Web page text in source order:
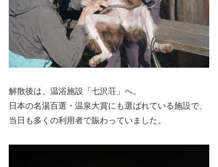
解散後は、温浴施設「七沢荘」へ。
日本の名湯百選・温泉大賞にも選ばれている施設で、
当日も多くの利用者で賑わっていました。